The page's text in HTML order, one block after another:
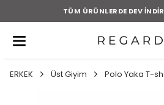
TÜM ÜRÜNLERDE DEV
ERKEK Üst Giyim Polo Yaka T-